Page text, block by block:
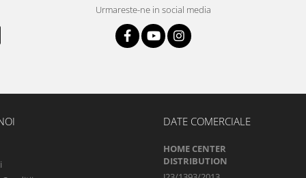
Urmareste-ne in social media
DATE COMERCIALE
HOME CENTER
DISTRIBUTION